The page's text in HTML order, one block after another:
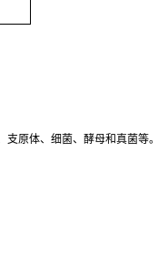
原体、细菌、酵母和真菌等。